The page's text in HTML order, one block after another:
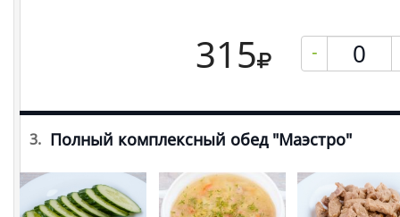
315 -
3. Полный комплексный обед "Маэстро"